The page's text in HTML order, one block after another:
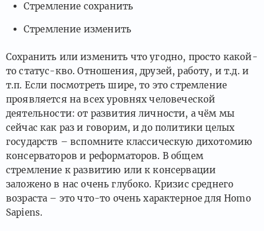
Стремление сохранить
Стремление изменить
Сохранить или изменить что угодно, просто какой-
то статус-кво. Отношения, друзей, работу, и т.д. и
т.п. Если посмотреть шире, то это стремление
проявляется на всех уровнях человеческой
деятельности: от развития личности, а чём мы
сейчас как раз и говорим, и до политики целых
государств – вспомните классическую дихотомию
консерваторов и реформаторов. В общем
стремление к развитию или к консервации
заложено в нас очень глубоко. Кризис среднего
возраста – это что-то очень характерное для Homo
Sapiens.